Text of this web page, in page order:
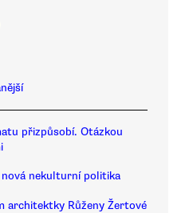
přizpůsobí. Otázkou
nekulturní politika
architektky Růženy Žertové